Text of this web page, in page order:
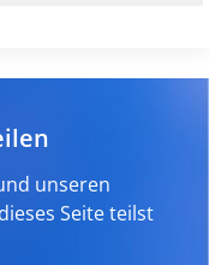
unseren
Seite teilst